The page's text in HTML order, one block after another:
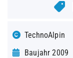
TechnoAlpin
Baujahr 2009